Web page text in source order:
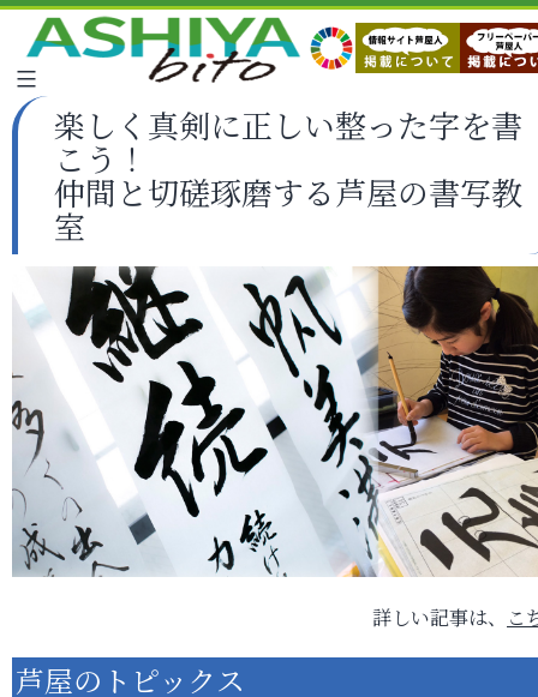
楽しく真剣に正しい整った字を書
こう！
仲間と切磋琢磨する芦屋の書写教
室
詳しい記事は、 こ
芦屋のトピックス